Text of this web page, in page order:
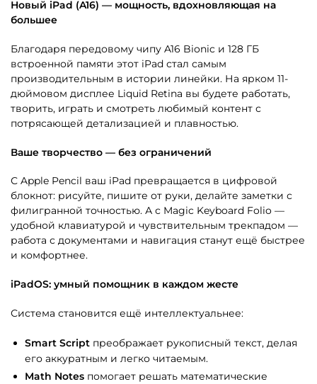
Новый iPad (A16) — мощность, вдохновляющая на
большее
Благодаря передовому чипу A16 Bionic и 128 ГБ
встроенной памяти этот iPad стал самым
производительным в истории линейки. На ярком 11-
дюймовом дисплее Liquid Retina вы будете работать,
творить, играть и смотреть любимый контент с
потрясающей детализацией и плавностью.
Ваше творчество — без ограничений
С Apple Pencil ваш iPad превращается в цифровой
блокнот: рисуйте, пишите от руки, делайте заметки с
филигранной точностью. А с Magic Keyboard Folio —
удобной клавиатурой и чувствительным трекпадом —
работа с документами и навигация станут ещё быстрее
и комфортнее.
iPadOS: умный помощник в каждом жесте
Система становится ещё интеллектуальнее:
Smart Script преображает рукописный текст, делая
его аккуратным и легко читаемым.
Math Notes помогает решать математические